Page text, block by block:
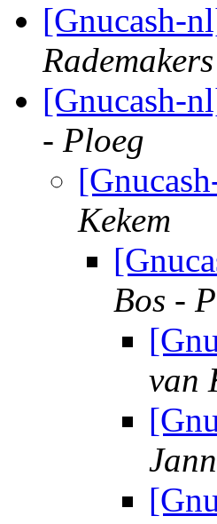
[Gnucash-
Rademakers
[Gnucash-
- Ploeg
Kekem
Bos -
van